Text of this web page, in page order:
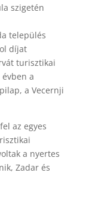
szigetén
település
díjat
turisztikai
a
a Vecernji
az egyes
a nyertes
Zadar és